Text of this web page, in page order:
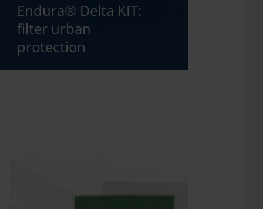
Endura® Delta KIT:
filter urban
protection